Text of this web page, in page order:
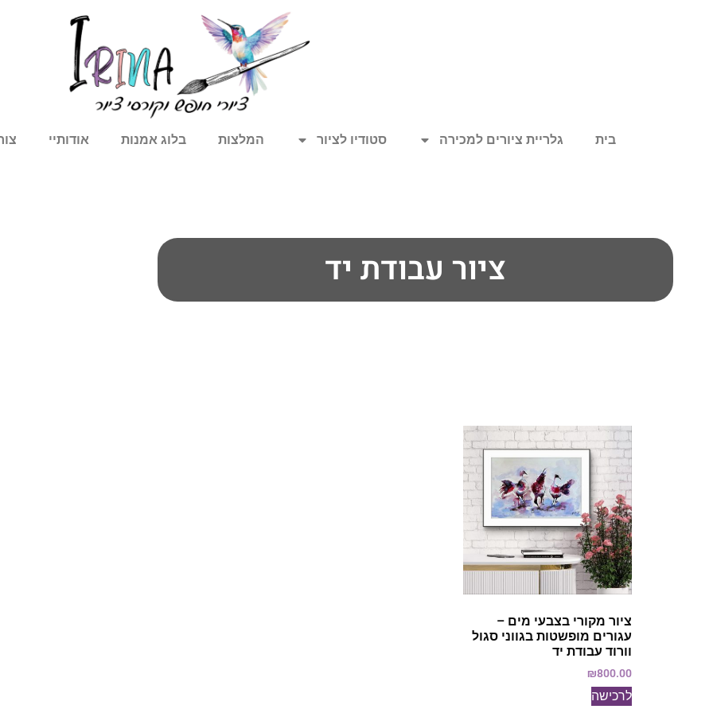
בית גלריית ציורים למכירה סטודיו לציור המלצות בלוג אמנות אודותיי
ציור עבודת יד
ציור מקורי בצבעי מים –
עגורים מופשטות בגווני סגול
וורוד עבודת יד
₪800.00
לרכישה